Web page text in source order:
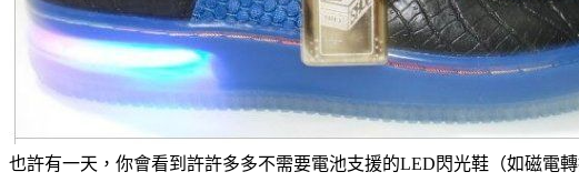
也許有一天，你會看到許許多多不需要電池支援的LED閃光鞋（如磁電